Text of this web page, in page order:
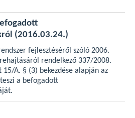
(2016.03.24.)
fejlesztéséről szóló 2006.
rendelkező 337/2008.
A. § (3) bekezdése alapján az
a befogadott